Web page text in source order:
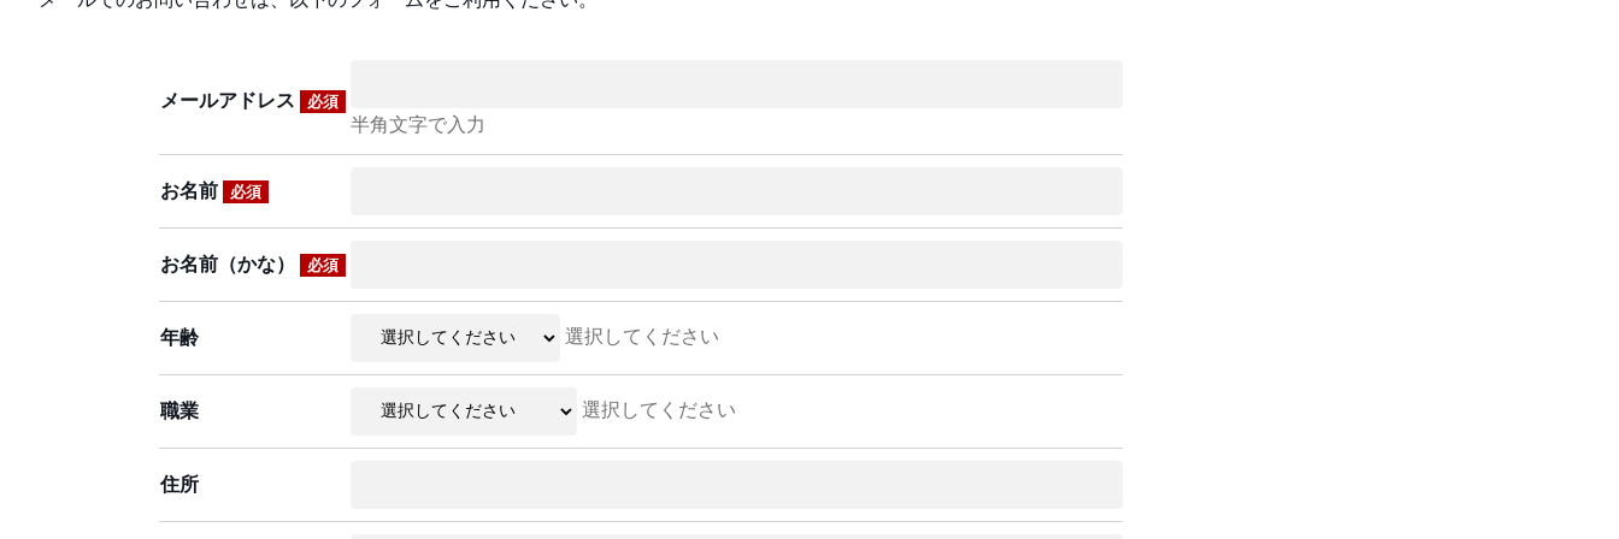
メールアドレス 必須
半角文字で入力
お名前 必須
お名前（かな） 必須
年齢 選択してください
職業 選択してください
住所